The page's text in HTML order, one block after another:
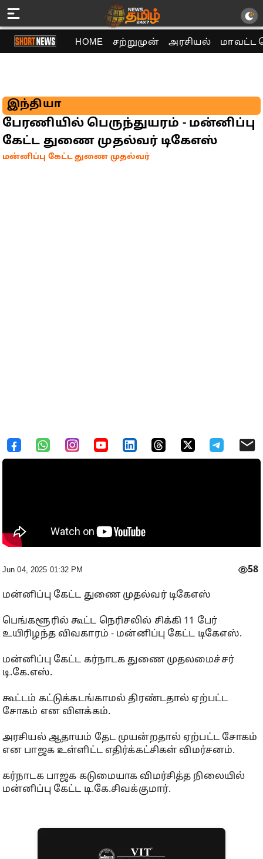
HOME சற்றுமுன் அரசியல் மாவட்ட
இந்தியா
பேரணியில் பெருந்துயரம் - மன்னிப்பு
கேட்ட துணை முதல்வர் டிகேஎஸ்
மன்னிப்பு கேட்ட துணை முதல்வர்
Jun 04, 2025 01:32 PM 58
மன்னிப்பு கேட்ட துணை முதல்வர் டிகேஎஸ்
பெங்களூரில் கூட்ட நெரிசலில் சிக்கி 11 பேர்
உயிரிழந்த விவகாரம் - மன்னிப்பு கேட்ட டிகேஎஸ்.
மன்னிப்பு கேட்ட கர்நாடக துணை முதலமைச்சர்
டி.கே.எஸ்.
கூட்டம் கட்டுக்கடங்காமல் திரண்டதால் ஏற்பட்ட
சோகம் என விளக்கம்.
அரசியல் ஆதாயம் தேட முயன்றதால் ஏற்பட்ட சோகம்
என பாஜக உள்ளிட்ட எதிர்க்கட்சிகள் விமர்சனம்.
கர்நாடக பாஜக கடுமையாக விமர்சித்த நிலையில்
மன்னிப்பு கேட்ட டி.கே.சிவக்குமார்.